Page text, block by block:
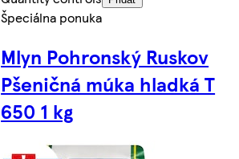
Špeciálna ponuka
Mlyn Pohronský Ruskov
Pšeničná múka hladká T
650 1 kg